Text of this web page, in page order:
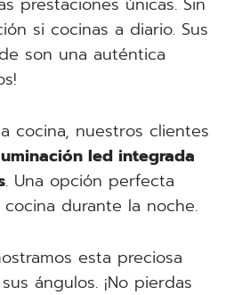
si cocinas a diario. Sus
son una auténtica
cocina, nuestros clientes
led integrada
. Una opción perfecta
durante la noche.
esta preciosa
ángulos. ¡No pierdas